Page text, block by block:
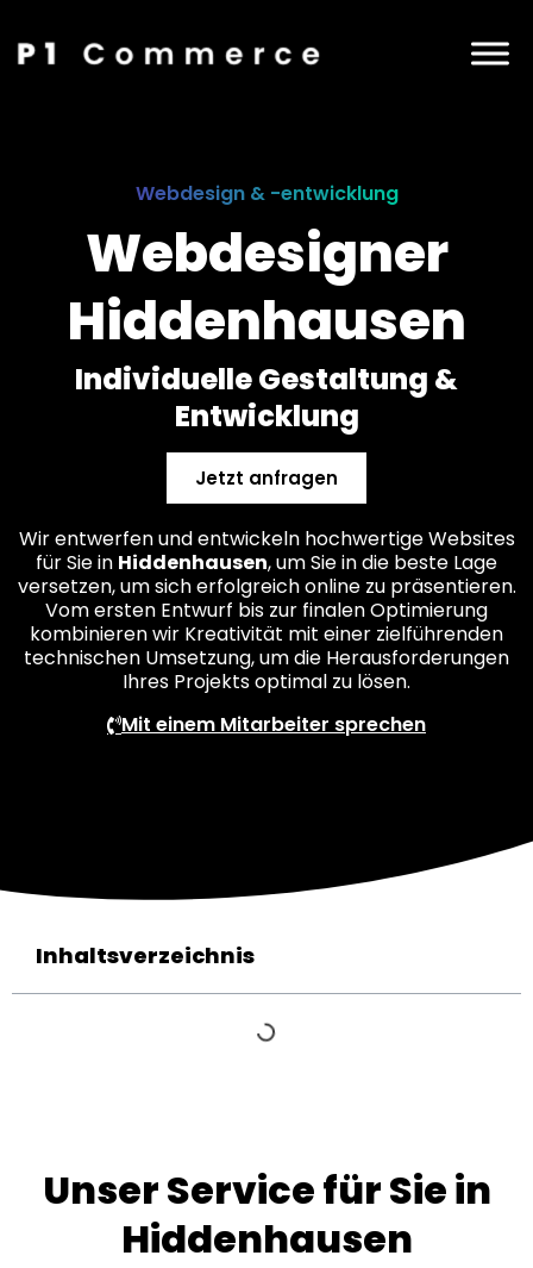
Webdesign & -entwicklung
Webdesigner
Hiddenhausen
Individuelle Gestaltung &
Entwicklung
Jetzt anfragen
Wir entwerfen und entwickeln hochwertige Websites
für Sie in Hiddenhausen, um Sie in die beste Lage
versetzen, um sich erfolgreich online zu präsentieren.
Vom ersten Entwurf bis zur finalen Optimierung
kombinieren wir Kreativität mit einer zielführenden
technischen Umsetzung, um die Herausforderungen
Ihres Projekts optimal zu lösen.
Mit einem Mitarbeiter sprechen
Inhaltsverzeichnis
Unser Service für Sie in
Hiddenhausen